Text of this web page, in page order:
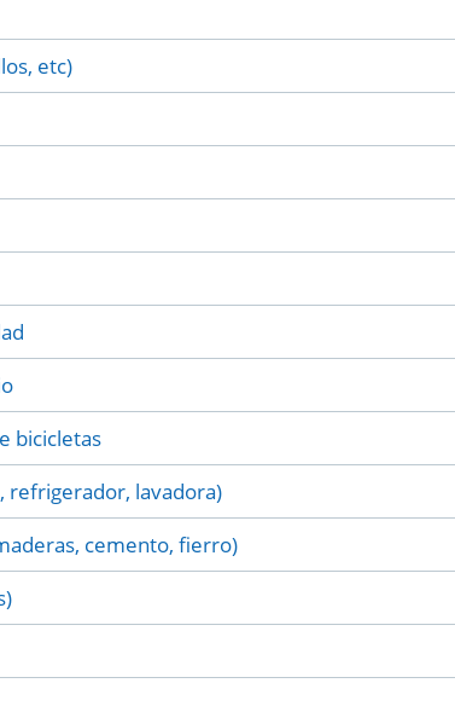
etc)
bicicletas
refrigerador, lavadora)
cemento, fierro)